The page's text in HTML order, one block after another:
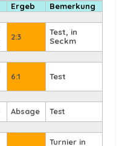
Ergeb
Bemerkung
2:3
Test, in
Seckm
6:1 Test
Absage
Test
Turnier in